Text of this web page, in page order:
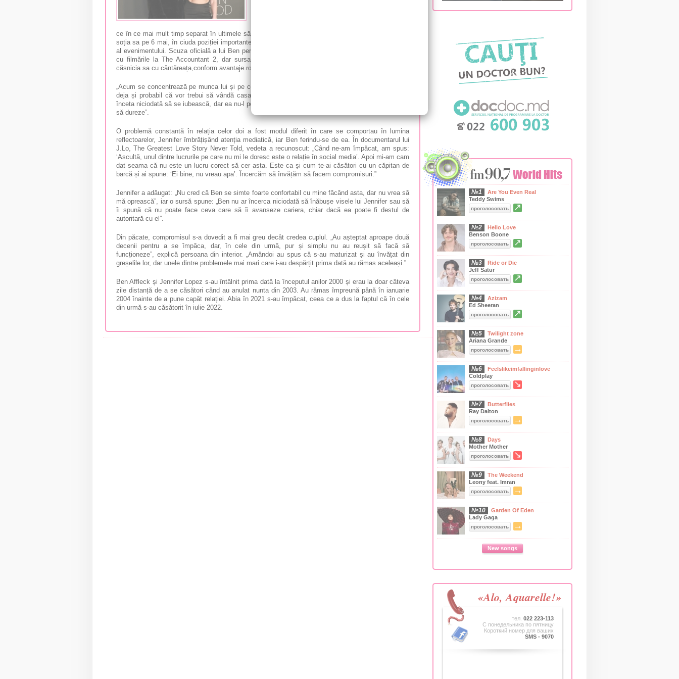
ce în ce mai mult timp separat în ultimele săptămâni. Actorul nu a participat la Met Gala alături de
soția sa pe 6 mai, în ciuda poziției importante pe care aceasta o deține în calitate de co-președinte
al evenimentului. Scuza oficială a lui Ben pentru că a lipsit de la Met Gala a fost că a fost ocupat
cu filmările la The Accountant 2, dar sursa In Touch spune că acesta „a decis să renunțe' la
căsnicia sa cu cântăreața,conform avantaje.ro
„Acum se concentrează pe munca lui și pe copiii lui”, adaugă persoana din interior. „Ben s-a mutat
deja și probabil că vor trebui să vândă casa de vis pe care au căutat-o timp de doi ani. Nu vor
înceta niciodată să se iubească, dar ea nu-l poate controla, iar el nu o poate schimba. Nu avea cum
să dureze”.
O problemă constantă în relația celor doi a fost modul diferit în care se comportau în lumina
reflectoarelor, Jennifer îmbrățișând atenția mediatică, iar Ben ferindu-se de ea. În documentarul lui
J.Lo, The Greatest Love Story Never Told, vedeta a recunoscut: „Când ne-am împăcat, am spus:
‘Ascultă, unul dintre lucrurile pe care nu mi le doresc este o relație în social media’. Apoi mi-am cam
dat seama că nu este un lucru corect să cer asta. Este ca și cum te-ai căsători cu un căpitan de
barcă și ai spune: ‘Ei bine, nu vreau apa’. Încercăm să învățăm să facem compromisuri.”
Jennifer a adăugat: „Nu cred că Ben se simte foarte confortabil cu mine făcând asta, dar nu vrea să
mă oprească”, iar o sursă spune: „Ben nu ar încerca niciodată să înăbușe visele lui Jennifer sau să
îi spună că nu poate face ceva care să îi avanseze cariera, chiar dacă ea poate fi destul de
autoritară cu el”.
Din păcate, compromisul s-a dovedit a fi mai greu decât credea cuplul. „Au așteptat aproape două
decenii pentru a se împăca, dar, în cele din urmă, pur și simplu nu au reușit să facă să
funcționeze”, explică persoana din interior. „Amândoi au spus că s-au maturizat și au învățat din
greșelile lor, dar unele dintre problemele mai mari care i-au despărțit prima dată au rămas aceleași.”
Ben Affleck și Jennifer Lopez s-au întâlnit prima dată la începutul anilor 2000 și erau la doar câteva
zile distanță de a se căsători când au anulat nunta din 2003. Au rămas împreună până în ianuarie
2004 înainte de a pune capăt relației. Abia în 2021 s-au împăcat, ceea ce a dus la faptul că în cele
din urmă s-au căsătorit în iulie 2022.
№1
Are You Even Real
Teddy Swims
проголосовать ↗
№2
Hello Love
Benson Boone
проголосовать ↗
№3
Ride or Die
Jeff Satur
проголосовать ↗
№4
Azizam
Ed Sheeran
проголосовать ↗
№5
Twilight zone
Ariana Grande
проголосовать →
№6
Feelslikeimfallinginlove
Coldplay
проголосовать ↘
№7
Butterflies
Ray Dalton
проголосовать →
№8
Days
Mother Mother
проголосовать ↘
№9
The Weekend
Leony feat. Imran
проголосовать →
№10
Garden Of Eden
Lady Gaga
проголосовать →
New songs
«Alo, Aquarelle!»
тел. 022 223-113
C понедельника по пятницу
Короткий номер для ваших
SMS - 9070